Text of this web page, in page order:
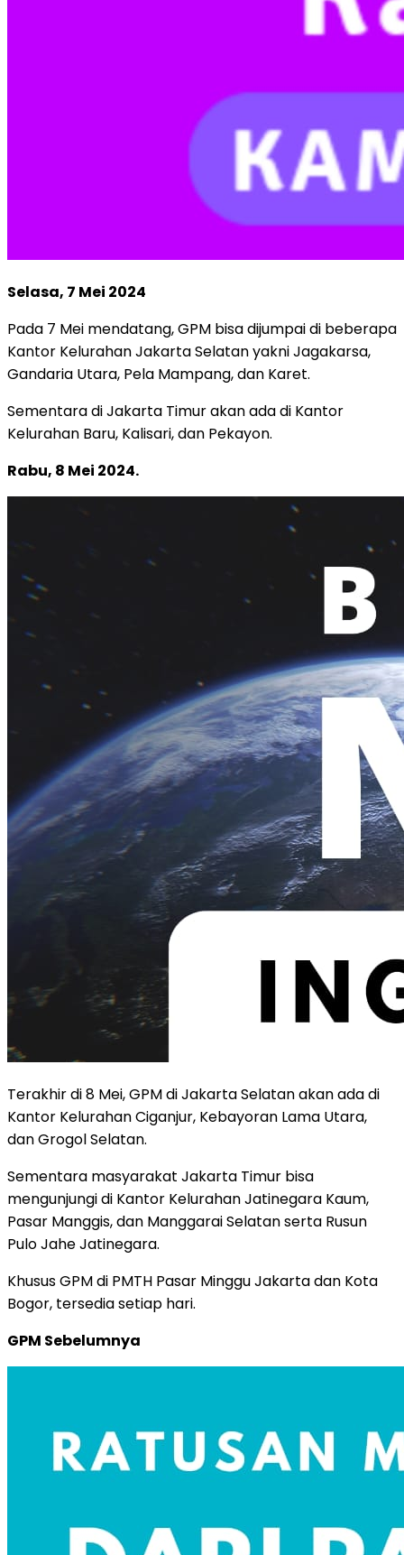
Selasa, 7 Mei 2024
Pada 7 Mei mendatang, GPM bisa dijumpai di beberapa
Kantor Kelurahan Jakarta Selatan yakni Jagakarsa,
Gandaria Utara, Pela Mampang, dan Karet.
Sementara di Jakarta Timur akan ada di Kantor
Kelurahan Baru, Kalisari, dan Pekayon.
Rabu, 8 Mei 2024.
Terakhir di 8 Mei, GPM di Jakarta Selatan akan ada di
Kantor Kelurahan Ciganjur, Kebayoran Lama Utara,
dan Grogol Selatan.
Sementara masyarakat Jakarta Timur bisa
mengunjungi di Kantor Kelurahan Jatinegara Kaum,
Pasar Manggis, dan Manggarai Selatan serta Rusun
Pulo Jahe Jatinegara.
Khusus GPM di PMTH Pasar Minggu Jakarta dan Kota
Bogor, tersedia setiap hari.
GPM Sebelumnya